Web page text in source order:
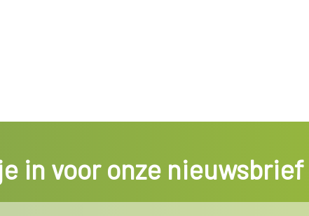
in voor onze nieuwsbrief